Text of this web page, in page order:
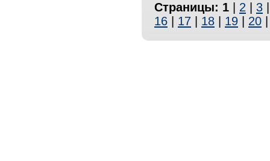
Страницы: 1 2 3
16
17 18 19 20